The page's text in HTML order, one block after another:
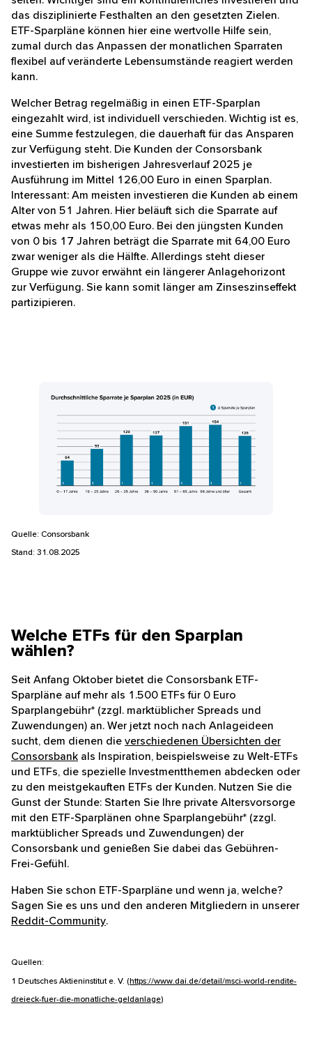
das disziplinierte Festhalten an den gesetzten Zielen.
ETF-Sparpläne können hier eine wertvolle Hilfe sein,
zumal durch das Anpassen der monatlichen Sparraten
flexibel auf veränderte Lebensumstände reagiert werden
kann.
Welcher Betrag regelmäßig in einen ETF-Sparplan
eingezahlt wird, ist individuell verschieden. Wichtig ist es,
eine Summe festzulegen, die dauerhaft für das Ansparen
zur Verfügung steht. Die Kunden der Consorsbank
investierten im bisherigen Jahresverlauf 2025 je
Ausführung im Mittel 126,00 Euro in einen Sparplan.
Interessant: Am meisten investieren die Kunden ab einem
Alter von 51 Jahren. Hier beläuft sich die Sparrate auf
etwas mehr als 150,00 Euro. Bei den jüngsten Kunden
von 0 bis 17 Jahren beträgt die Sparrate mit 64,00 Euro
zwar weniger als die Hälfte. Allerdings steht dieser
Gruppe wie zuvor erwähnt ein längerer Anlagehorizont
zur Verfügung. Sie kann somit länger am Zinseszinseffekt
partizipieren.
Quelle: Consorsbank
Stand: 31.08.2025
Welche ETFs für den Sparplan
wählen?
Seit Anfang Oktober bietet die Consorsbank ETF-
Sparpläne auf mehr als 1.500 ETFs für 0 Euro
Sparplangebühr* (zzgl. marktüblicher Spreads und
Zuwendungen) an. Wer jetzt noch nach Anlageideen
sucht, dem dienen die verschiedenen Übersichten der
Consorsbank als Inspiration, beispielsweise zu Welt-ETFs
und ETFs, die spezielle Investmentthemen abdecken oder
zu den meistgekauften ETFs der Kunden. Nutzen Sie die
Gunst der Stunde: Starten Sie Ihre private Altersvorsorge
mit den ETF-Sparplänen ohne Sparplangebühr* (zzgl.
marktüblicher Spreads und Zuwendungen) der
Consorsbank und genießen Sie dabei das Gebühren-
Frei-Gefühl.
Haben Sie schon ETF-Sparpläne und wenn ja, welche?
Sagen Sie es uns und den anderen Mitgliedern in unserer
Reddit-Community.
Quellen:
1 Deutsches Aktieninstitut e. V. (https://www.dai.de/detail/msci-world-rendite-
dreieck-fuer-die-monatliche-geldanlage)